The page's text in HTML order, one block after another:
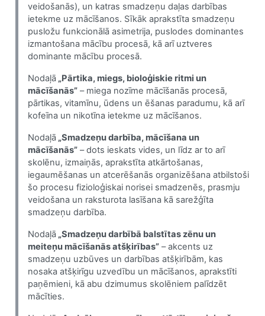
veidošanās), un katras smadzeņu daļas darbības
ietekme uz mācīšanos. Sīkāk aprakstīta smadzeņu
pusložu funkcionālā asimetrija, puslodes dominantes
izmantošana mācību procesā, kā arī uztveres
dominante mācību procesā.
Nodaļā „Pārtika, miegs, bioloģiskie ritmi un
mācīšanās” – miega nozīme mācīšanās procesā,
pārtikas, vitamīnu, ūdens un ēšanas paradumu, kā arī
kofeīna un nikotīna ietekme uz mācīšanos.
Nodaļā „Smadzeņu darbība, mācīšana un
mācīšanās” – dots ieskats vides, un līdz ar to arī
skolēnu, izmaiņās, aprakstīta atkārtošanas,
iegaumēšanas un atcerēšanās organizēšana atbilstoši
šo procesu fizioloģiskai norisei smadzenēs, prasmju
veidošana un raksturota lasīšana kā sarežģīta
smadzeņu darbība.
Nodaļā „Smadzeņu darbībā balstītas zēnu un
meiteņu mācīšanās atšķirības” – akcents uz
smadzeņu uzbūves un darbības atšķirībām, kas
nosaka atšķirīgu uzvedību un mācīšanos, aprakstīti
paņēmieni, kā abu dzimumus skolēniem palīdzēt
mācīties.